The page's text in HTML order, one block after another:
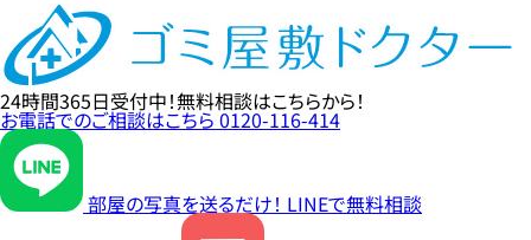
24時間365日受付中！無料相談はこちらから！
お電話でのご相談はこちら 0120-116-414
部屋の写真を送るだけ！ LINEで無料相談